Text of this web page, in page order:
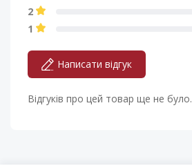
2
1
Написати відгук
Відгуків про цей товар ще не було.